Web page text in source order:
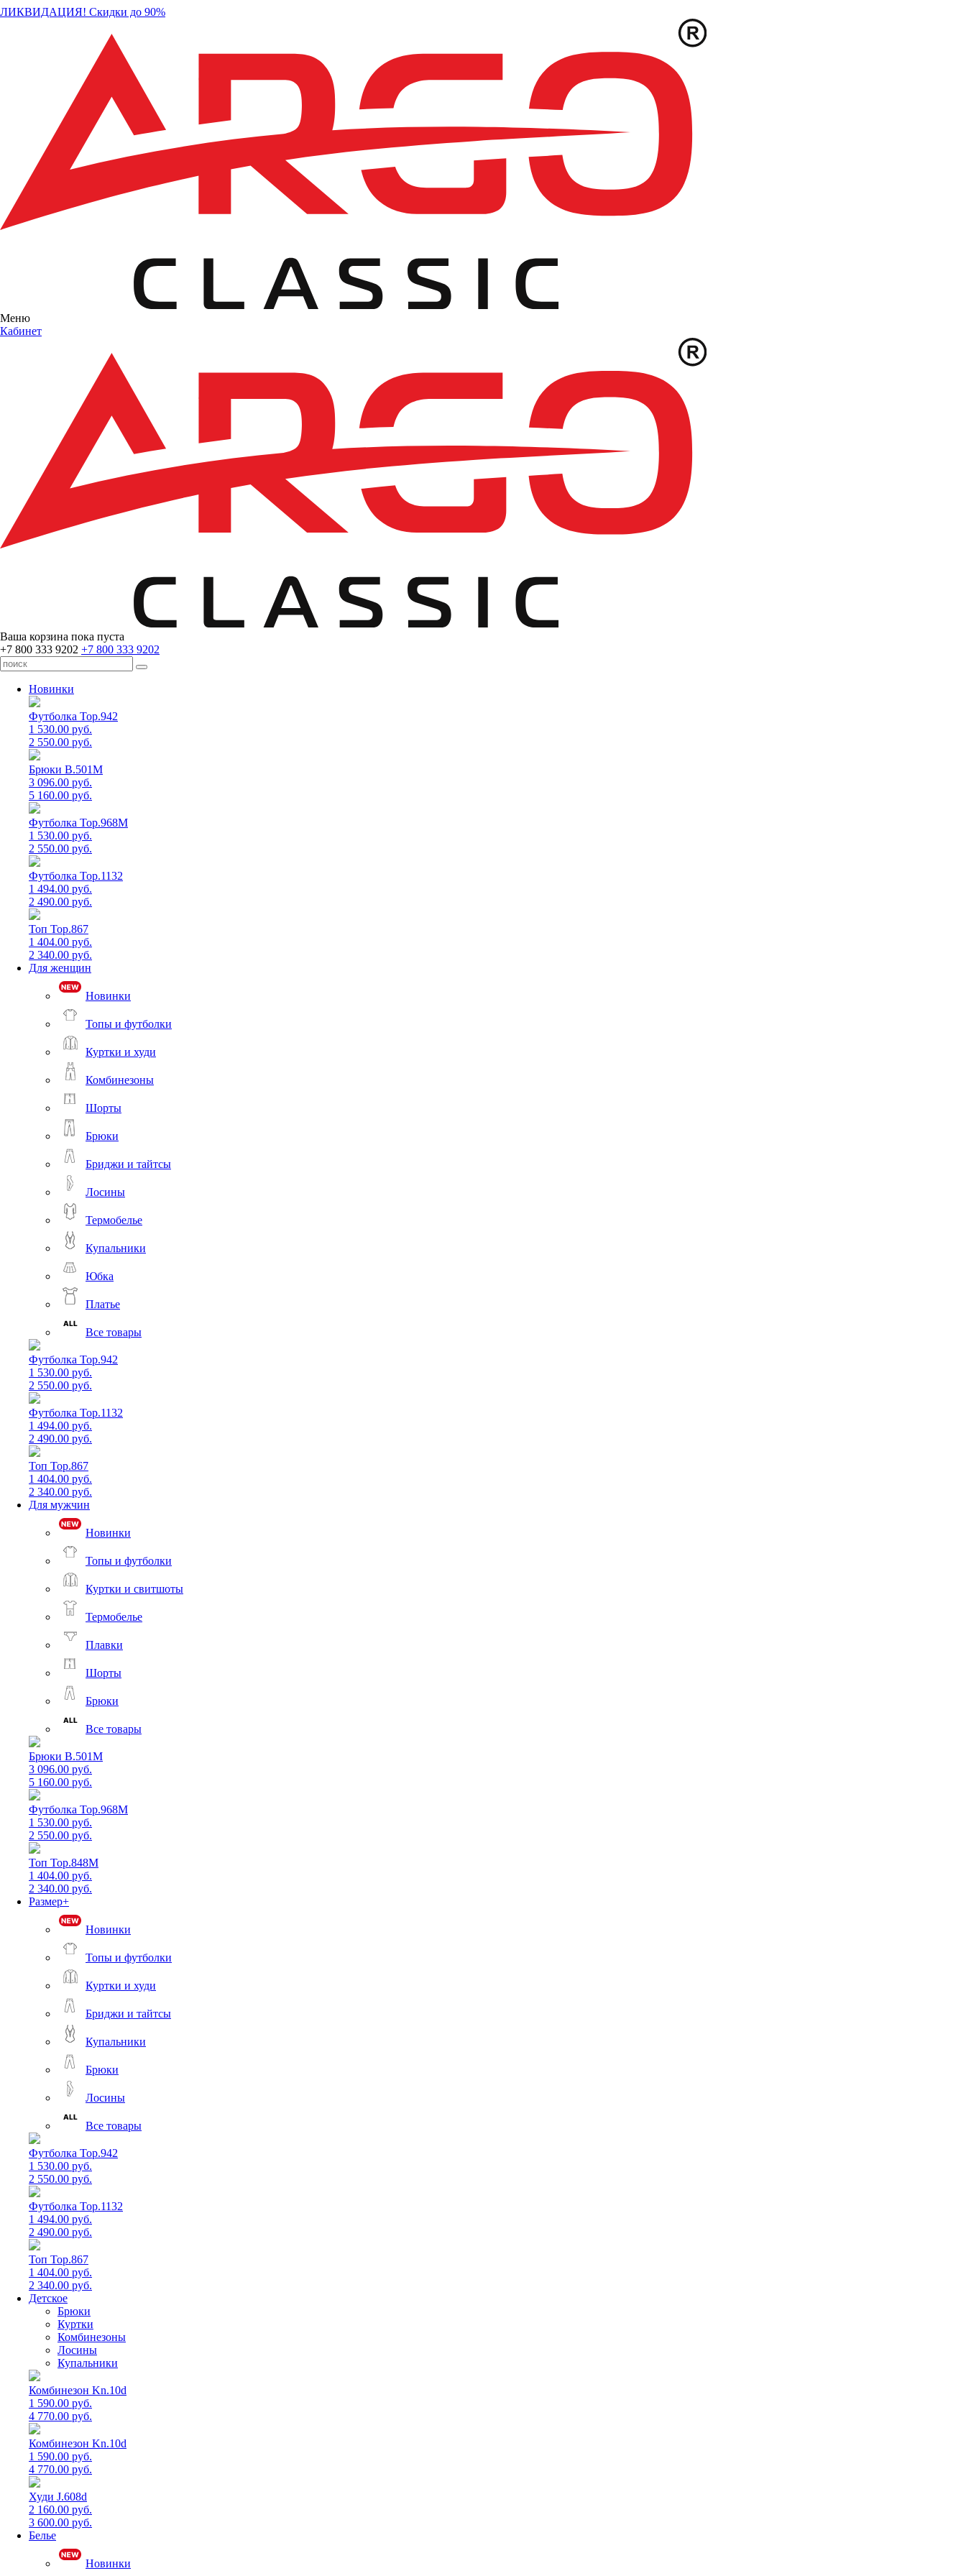
ЛИКВИДАЦИЯ! Скидки до 90%
Меню
Кабинет
Ваша корзина пока пуста
+7 800 333 9202 +7 800 333 9202
Новинки
Футболка Top.942
1 530.00 руб.
2 550.00 руб.
Брюки B.501M
3 096.00 руб.
5 160.00 руб.
Футболка Top.968M
1 530.00 руб.
2 550.00 руб.
Футболка Top.1132
1 494.00 руб.
2 490.00 руб.
Топ Top.867
1 404.00 руб.
2 340.00 руб.
Для женщин
Новинки
Топы и футболки
Куртки и худи
Комбинезоны
Шорты
Брюки
Бриджи и тайтсы
Лосины
Термобелье
Купальники
Юбка
Платье
Все товары
Футболка Top.942
1 530.00 руб.
2 550.00 руб.
Футболка Top.1132
1 494.00 руб.
2 490.00 руб.
Топ Top.867
1 404.00 руб.
2 340.00 руб.
Для мужчин
Новинки
Топы и футболки
Куртки и свитшоты
Термобелье
Плавки
Шорты
Брюки
Все товары
Брюки B.501M
3 096.00 руб.
5 160.00 руб.
Футболка Top.968M
1 530.00 руб.
2 550.00 руб.
Топ Top.848M
1 404.00 руб.
2 340.00 руб.
Размер+
Новинки
Топы и футболки
Куртки и худи
Бриджи и тайтсы
Купальники
Брюки
Лосины
Все товары
Футболка Top.942
1 530.00 руб.
2 550.00 руб.
Футболка Top.1132
1 494.00 руб.
2 490.00 руб.
Топ Top.867
1 404.00 руб.
2 340.00 руб.
Детское
Брюки
Куртки
Комбинезоны
Лосины
Купальники
Комбинезон Kn.10d
1 590.00 руб.
4 770.00 руб.
Комбинезон Kn.10d
1 590.00 руб.
4 770.00 руб.
Худи J.608d
2 160.00 руб.
3 600.00 руб.
Белье
Новинки